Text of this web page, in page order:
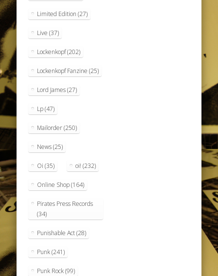
Limited Edition (27)
Live (37)
Lockenkopf(202)
Lockenkopf Fanzine (25)
Lord James(27)
Lp(47)
Mailorder(250)
News(25)
Oi (35) oi! (232)
Online Shop(164)
Pirates Press Records
(34)
Punishable Act(28)
Punk(241)
Punk Rock(99)